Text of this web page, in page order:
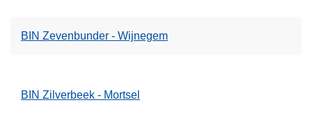
BIN Zevenbunder - Wijnegem
BIN Zilverbeek - Mortsel